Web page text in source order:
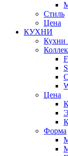
Стиль
Цена
КУХНИ
Кухни
Цена
Форма